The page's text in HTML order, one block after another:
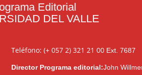
Editorial
DEL VALLE
Teléfono: (+ 057 2) 321 21 00Ext. 7687
Director Programa editorial:John